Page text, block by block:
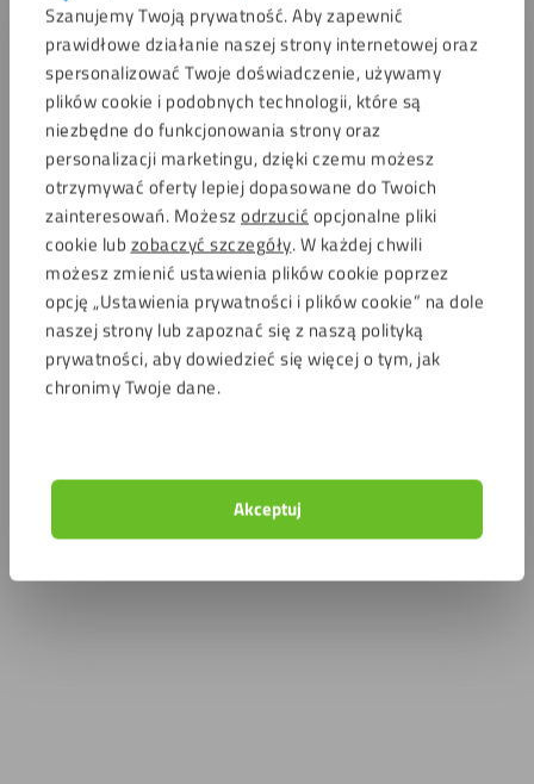
Szanujemy Twoją prywatność. Aby zapewnić
prawidłowe działanie naszej strony internetowej oraz
spersonalizować Twoje doświadczenie, używamy
plików cookie i podobnych technologii, które są
niezbędne do funkcjonowania strony oraz
personalizacji marketingu, dzięki czemu możesz
otrzymywać oferty lepiej dopasowane do Twoich
zainteresowań. Możesz odrzucić opcjonalne pliki
cookie lub zobaczyć szczegóły. W każdej chwili
możesz zmienić ustawienia plików cookie poprzez
opcję „Ustawienia prywatności i plików cookie” na dole
naszej strony lub zapoznać się z naszą polityką
prywatności, aby dowiedzieć się więcej o tym, jak
chronimy Twoje dane.
Akceptuj